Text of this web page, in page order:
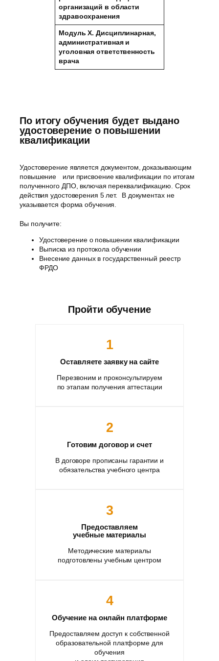
организаций в области
здравоохранения
Модуль X. Дисциплинарная,
административная и
уголовная ответственность
врача
По итогу обучения будет выдано
удостоверение о повышении
квалификации
Удостоверение является документом, доказывающим
повышение или присвоение квалификации по итогам
полученного ДПО, включая переквалификацию. Срок
действия удостоверения 5 лет. В документах не
указывается форма обучения.
Вы получите:
Удостоверение о повышении квалификации
Выписка из протокола обучении
Внесение данных в государственный реестр
ФРДО
Пройти обучение
1
Оставляете заявку на сайте
Перезвоним и проконсультируем
по этапам получения аттестации
2
Готовим договор и счет
В договоре прописаны гарантии и
обязательства учебного центра
3
Предоставляем
учебные материалы
Методические материалы
подготовлены учебным центром
4
Обучение на онлайн платформе
Предоставляем доступ к собственной
образовательной платформе для
обучения